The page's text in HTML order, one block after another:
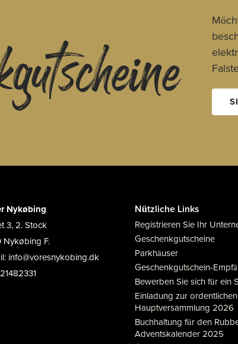
Nykøbing
3, 2. Stock
Nykøbing F.
info@voresnykobing.dk
Nützliche Links
Registrieren Sie Ihr
Geschenkgutscheine
Parkhäuser
Geschenkgutschein-
Bewerben Sie sich für ein
Einladung zur ordentlichen
Hauptversammlung 2026
Buchhaltung für den
Adventskalender 2025